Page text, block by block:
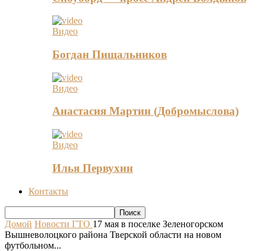
Видео
Богдан Пищальников
Видео
Анастасия Мартин (Добромыслова)
Видео
Илья Первухин
Контакты
Домой Новости ГТО 17 мая в поселке Зеленогорском
Вышневолоцкого района Тверской области на новом
футбольном...